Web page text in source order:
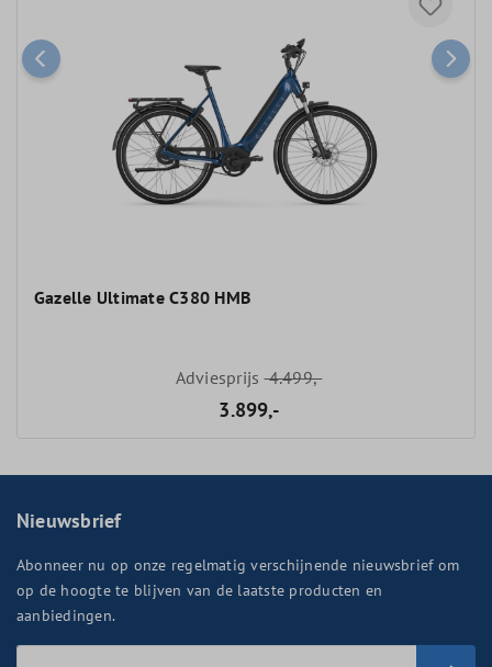
Gazelle Ultimate C380 HMB
Adviesprijs4.499,-
3.899,-
Nieuwsbrief
Abonneer nu op onze regelmatig verschijnende nieuwsbrief om
op de hoogte te blijven van de laatste producten en
aanbiedingen.